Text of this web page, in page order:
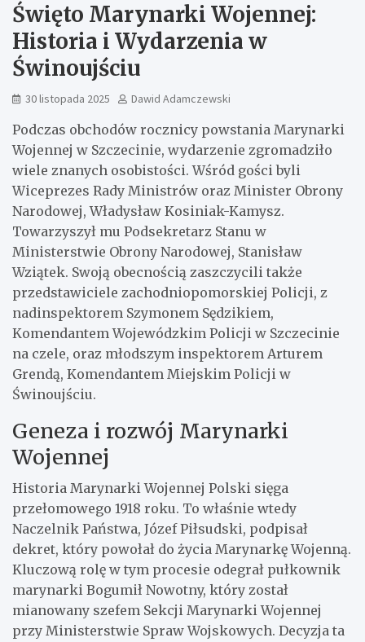
Święto Marynarki Wojennej:
Historia i Wydarzenia w
Świnoujściu
30 listopada 2025 Dawid Adamczewski
Podczas obchodów rocznicy powstania Marynarki
Wojennej w Szczecinie, wydarzenie zgromadziło
wiele znanych osobistości. Wśród gości byli
Wiceprezes Rady Ministrów oraz Minister Obrony
Narodowej, Władysław Kosiniak-Kamysz.
Towarzyszył mu Podsekretarz Stanu w
Ministerstwie Obrony Narodowej, Stanisław
Wziątek. Swoją obecnością zaszczycili także
przedstawiciele zachodniopomorskiej Policji, z
nadinspektorem Szymonem Sędzikiem,
Komendantem Wojewódzkim Policji w Szczecinie
na czele, oraz młodszym inspektorem Arturem
Grendą, Komendantem Miejskim Policji w
Świnoujściu.
Geneza i rozwój Marynarki
Wojennej
Historia Marynarki Wojennej Polski sięga
przełomowego 1918 roku. To właśnie wtedy
Naczelnik Państwa, Józef Piłsudski, podpisał
dekret, który powołał do życia Marynarkę Wojenną.
Kluczową rolę w tym procesie odegrał pułkownik
marynarki Bogumił Nowotny, który został
mianowany szefem Sekcji Marynarki Wojennej
przy Ministerstwie Spraw Wojskowych. Decyzja ta